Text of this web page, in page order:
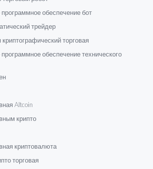
обеспечение бот
трейдер
торговая
обеспечение технического
Altcoin
крипто
криптовалюта
торговая